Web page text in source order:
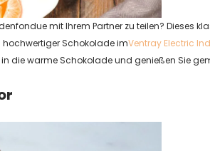
mit Ihrem Partner zu teilen? Dieses
Schokolade imVentray Electric
die warme Schokolade und genießen Sie